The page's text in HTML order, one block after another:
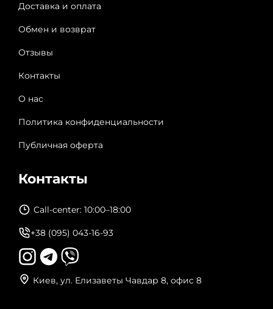
Доставка и оплата
Обмен и возврат
Отзывы
Контакты
О нас
Политика конфиденциальности
Публичная оферта
Контакты
Call-center: 10:00–18:00
+38 (095) 043-16-93
Киев, ул. Елизаветы Чавдар 8, офис 8